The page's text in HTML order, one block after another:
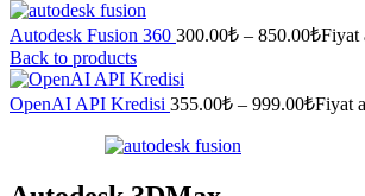
Autodesk Fusion 360 300.00₺ – 850.00₺Fiyat
Back to products
OpenAI API Kredisi 355.00₺ – 999.00₺Fiyat